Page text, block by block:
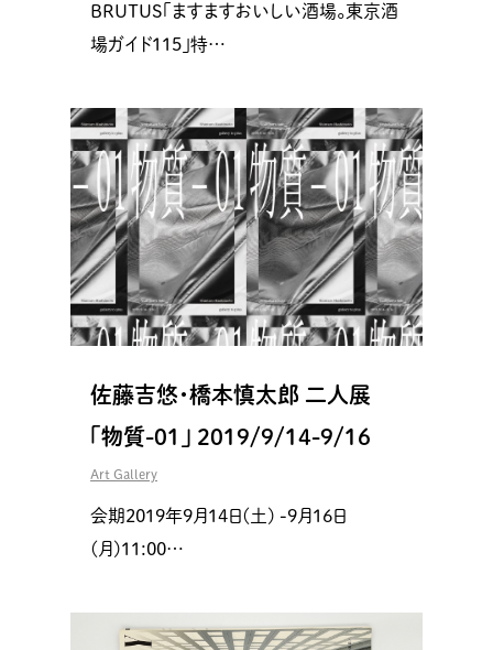
BRUTUS「ますますおいしい酒場。東京酒
場ガイド115」特…
佐藤吉悠・橋本慎太郎 二人展
「物質-01」 2019/9/14-9/16
Art Gallery
会期2019年9月14日(土) -9月16日
(月)11:00…